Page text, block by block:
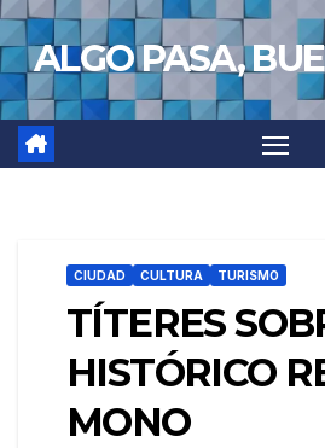
Saltar
al
contenido
ALGO PASA,
CIUDAD CULTURA TURISMO
TÍTERES
HISTÓRICO
MONO